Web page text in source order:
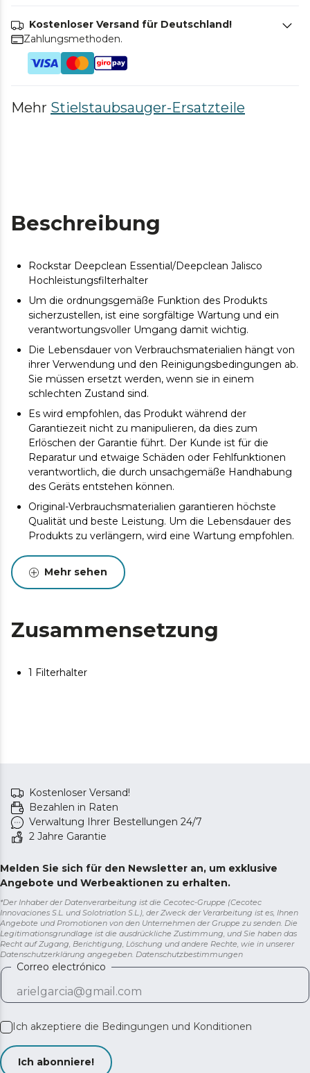
Kostenloser Versand für Deutschland!
Zahlungsmethoden.
Mehr Stielstaubsauger-Ersatzteile
Beschreibung
Rockstar Deepclean Essential/Deepclean Jalisco
Hochleistungsfilterhalter
Um die ordnungsgemäße Funktion des Produkts
sicherzustellen, ist eine sorgfältige Wartung und ein
verantwortungsvoller Umgang damit wichtig.
Die Lebensdauer von Verbrauchsmaterialien hängt von
ihrer Verwendung und den Reinigungsbedingungen ab.
Sie müssen ersetzt werden, wenn sie in einem
schlechten Zustand sind.
Es wird empfohlen, das Produkt während der
Garantiezeit nicht zu manipulieren, da dies zum
Erlöschen der Garantie führt. Der Kunde ist für die
Reparatur und etwaige Schäden oder Fehlfunktionen
verantwortlich, die durch unsachgemäße Handhabung
des Geräts entstehen können.
Original-Verbrauchsmaterialien garantieren höchste
Qualität und beste Leistung. Um die Lebensdauer des
Produkts zu verlängern, wird eine Wartung empfohlen.
Mehr sehen
Zusammensetzung
1 Filterhalter
Kostenloser Versand!
Bezahlen in Raten
Verwaltung Ihrer Bestellungen 24/7
2 Jahre Garantie
Melden Sie sich für den Newsletter an, um exklusive
Angebote und Werbeaktionen zu erhalten.
*Der Inhaber der Datenverarbeitung ist die Cecotec-Gruppe (Cecotec
Innovaciones S.L. und Solotriatlon S.L.), der Zweck der Verarbeitung ist es, Ihnen
Angebote und Promotionen von den Unternehmen der Gruppe zu senden. Die
Legitimationsgrundlage ist die ausdrückliche Zustimmung, und Sie haben das
Recht auf Zugang, Berichtigung, Löschung und andere Rechte, wie in unserer
Datenschutzerklärung angegeben. Datenschutzbestimmungen
Correo electrónico
Ich akzeptiere die Bedingungen und Konditionen
Ich abonniere!